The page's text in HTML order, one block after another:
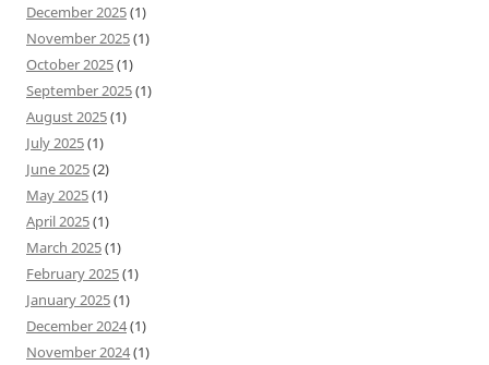
December 2025(1)
November 2025(1)
October 2025(1)
September 2025(1)
August 2025(1)
July 2025(1)
June 2025(2)
May 2025(1)
April 2025(1)
March 2025(1)
February 2025(1)
January 2025(1)
December 2024(1)
November 2024(1)